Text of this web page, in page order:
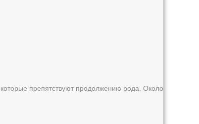
препятствуют продолжению рода. Около